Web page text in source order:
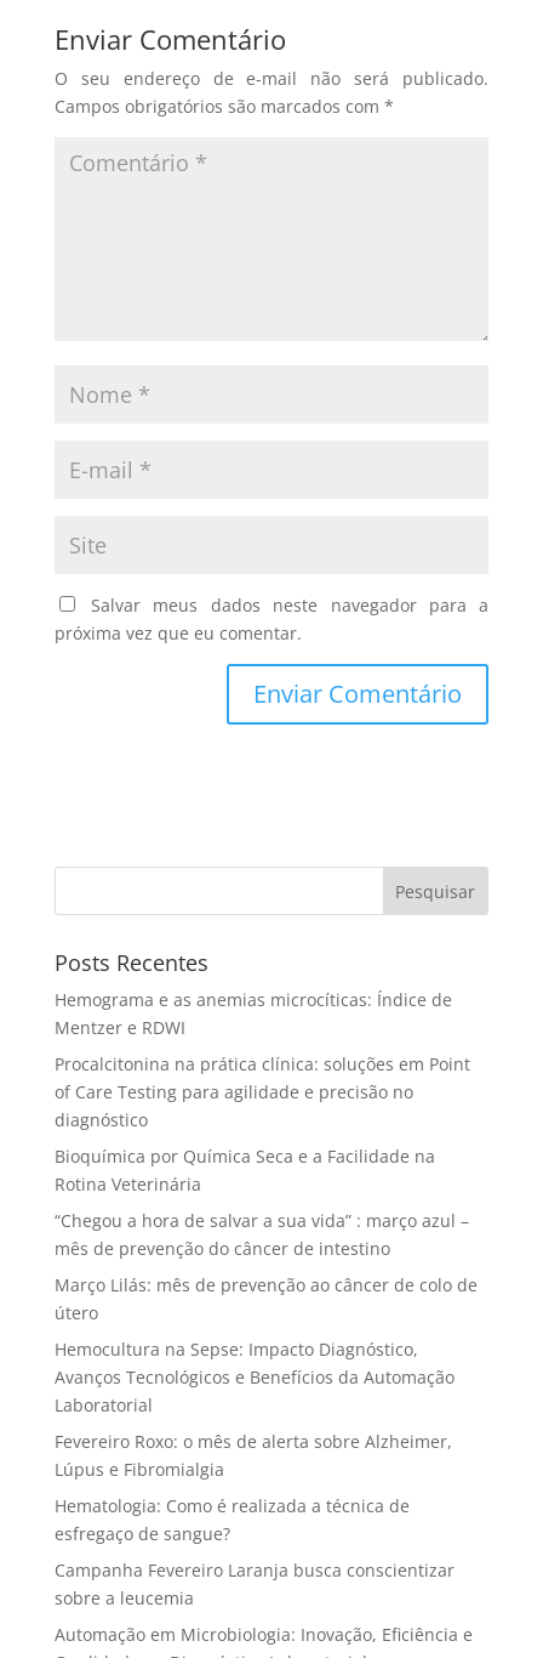
Enviar Comentário
O seu endereço de e-mail não será publicado.
Campos obrigatórios são marcados com *
Salvar meus dados neste navegador para a
próxima vez que eu comentar.
Pesquisar
Posts Recentes
Hemograma e as anemias microcíticas: Índice de
Mentzer e RDWI
Procalcitonina na prática clínica: soluções em Point
of Care Testing para agilidade e precisão no
diagnóstico
Bioquímica por Química Seca e a Facilidade na
Rotina Veterinária
“Chegou a hora de salvar a sua vida” : março azul –
mês de prevenção do câncer de intestino
Março Lilás: mês de prevenção ao câncer de colo de
útero
Hemocultura na Sepse: Impacto Diagnóstico,
Avanços Tecnológicos e Benefícios da Automação
Laboratorial
Fevereiro Roxo: o mês de alerta sobre Alzheimer,
Lúpus e Fibromialgia
Hematologia: Como é realizada a técnica de
esfregaço de sangue?
Campanha Fevereiro Laranja busca conscientizar
sobre a leucemia
Automação em Microbiologia: Inovação, Eficiência e